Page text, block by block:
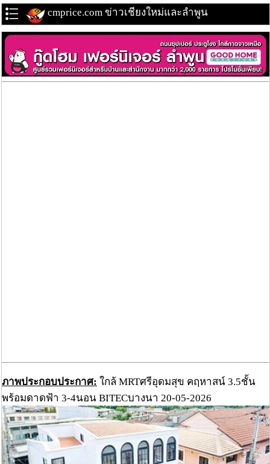
cmprice.com ข่าวเชียงใหม่และลำพูน
ภาพประกอบประกาศ: ใกล้ MRTศรีอุดมสุข คฤหาสน์ 3.5ชั้น
พร้อมดาดฟ้า 3-4นอน BITECบางนา 20-05-2026